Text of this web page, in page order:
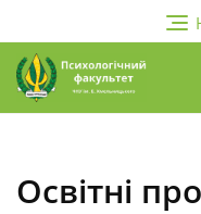
Освітні